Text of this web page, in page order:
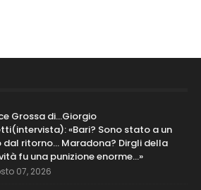
Grossa di…Giorgio
«Bari? Sono stato a un
dal ritorno... Maradona? Dirgli della
fu una punizione enorme…»
07, 2026